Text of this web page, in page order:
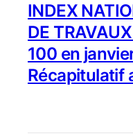
INDEX
DE
100 en
Récapitulatif